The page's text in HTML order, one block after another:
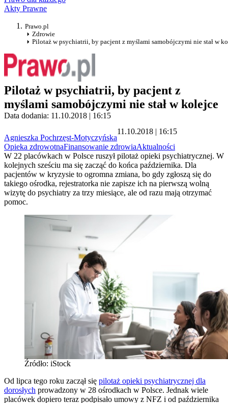
Akty Prawne
Prawo.pl
Zdrowie
Pilotaż w psychiatrii, by pacjent z myślami samobójczymi nie stał w
Pilotaż w psychiatrii, by pacjent z
myślami samobójczymi nie stał w kolejce
Data dodania: 11.10.2018 | 16:15
Agnieszka Pochrzęst-Motyczyńska
11.10.2018 | 16:15
Opieka zdrowotnaFinansowanie zdrowiaAktualności
W 22 placówkach w Polsce ruszył pilotaż opieki psychiatrycznej. W
kolejnych sześciu ma się zacząć do końca października. Dla
pacjentów w kryzysie to ogromna zmiana, bo gdy zgłoszą się do
takiego ośrodka, rejestratorka nie zapisze ich na pierwszą wolną
wizytę do psychiatry za trzy miesiące, ale od razu mają otrzymać
pomoc.
Źródło: iStock
Od lipca tego roku zaczął się pilotaż opieki psychiatrycznej dla
dorosłych prowadzony w 28 ośrodkach w Polsce. Jednak wiele
placówek dopiero teraz podpisało umowy z NFZ i od października